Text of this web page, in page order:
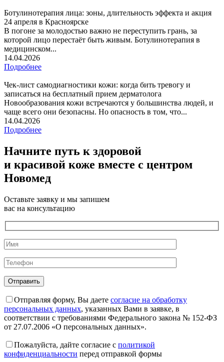
Ботулинотерапия лица: зоны, длительность эффекта и акция
24 апреля в Красноярске
В погоне за молодостью важно не переступить грань, за
которой лицо перестаёт быть живым. Ботулинотерапия в
медицинском...
14.04.2026
Подробнее
Чек-лист самодиагностики кожи: когда бить тревогу и
записаться на бесплатный прием дерматолога
Новообразования кожи встречаются у большинства людей, и
чаще всего они безопасны. Но опасность в том, что...
14.04.2026
Подробнее
Начните путь к здоровой
и красивой коже вместе с центром
Новомед
Оставьте заявку и мы запишем
вас на консультацию
Отправляя форму, Вы даете согласие на обработку
персональных данных, указанных Вами в заявке, в
соответствии с требованиями Федерального закона № 152-ФЗ
от 27.07.2006 «О персональных данных».
Пожалуйста, дайте согласие c политикой
конфиденциальности перед отправкой формы